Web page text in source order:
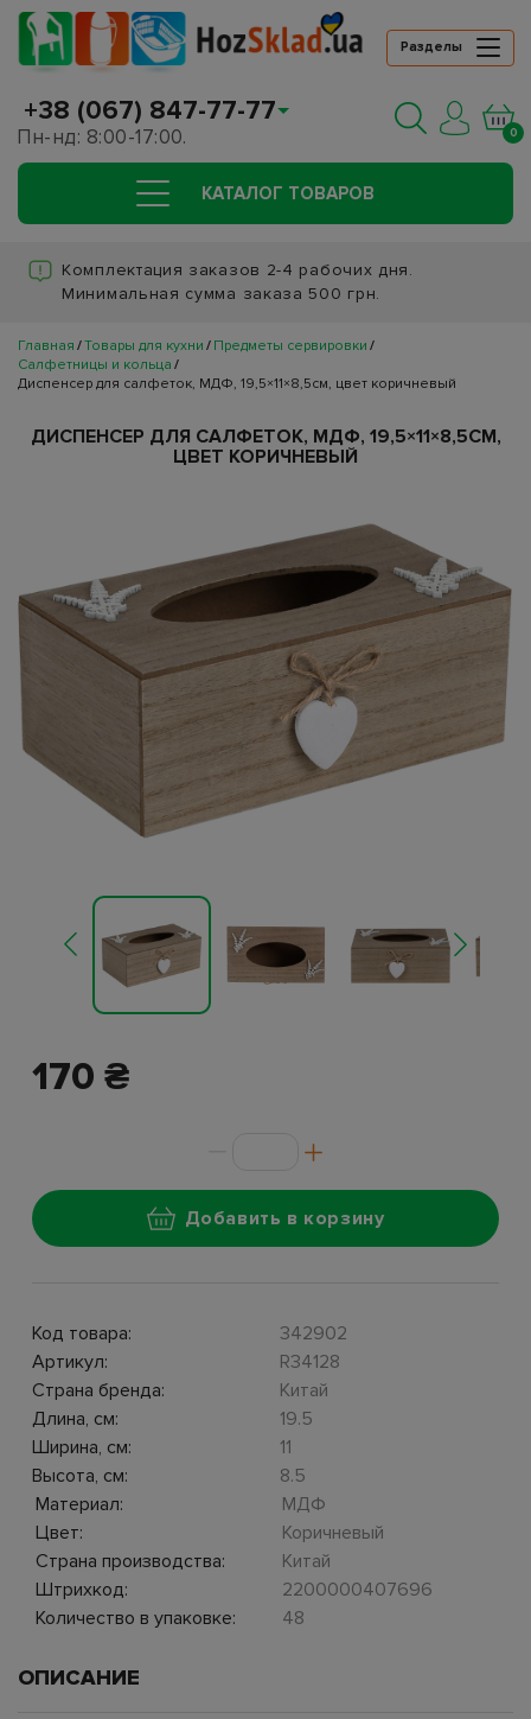
Разделы
+38 (067) 847-77-77
Пн-нд: 8:00-17:00. 0
КАТАЛОГ ТОВАРОВ
Комплектация заказов 2-4 рабочих дня.
Минимальная сумма заказа 500 грн.
Главная Товары для кухни
Предметы сервировки
Салфетницы и кольца
Диспенсер для салфеток, МДФ, 19,5×11×8,5см, цвет коричневый
ДИСПЕНСЕР ДЛЯ САЛФЕТОК, МДФ, 19,5×11×8,5СМ,
ЦВЕТ КОРИЧНЕВЫЙ
170 ₴
Добавить в корзину
Код товара:
342902
Артикул:
R34128
Страна бренда:
Китай
Длина, см:
19.5
Ширина, см:
11
Высота, см:
8.5
Материал:
МДФ
Цвет:
Коричневый
Страна производства:
Китай
Штрихкод:
2200000407696
Количество в упаковке:
48
ОПИСАНИЕ